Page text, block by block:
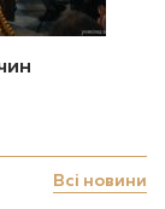
Всі новини